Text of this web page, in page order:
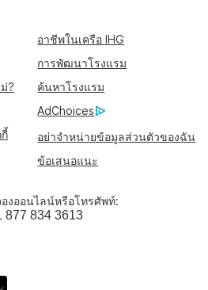
อาชีพในเครือ IHG
การพัฒนาโรงแรม
?
ค้นหาโรงแรม
AdChoices
อย่าจำหน่ายข้อมูลส่วนตัวของฉัน
ข้อเสนอแนะ
องออนไลน์หรือโทรศัพท์:
877 834 3613